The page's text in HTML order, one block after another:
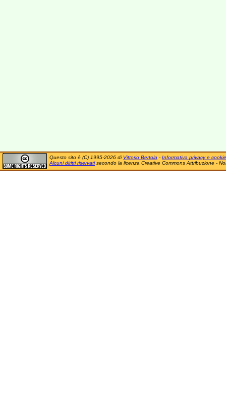
Questo sito è (C) 1995-2026 di Vittorio Bertola - Informativa privacy e cookie
Alcuni diritti riservatisecondo la licenza Creative Commons Attribuzione -